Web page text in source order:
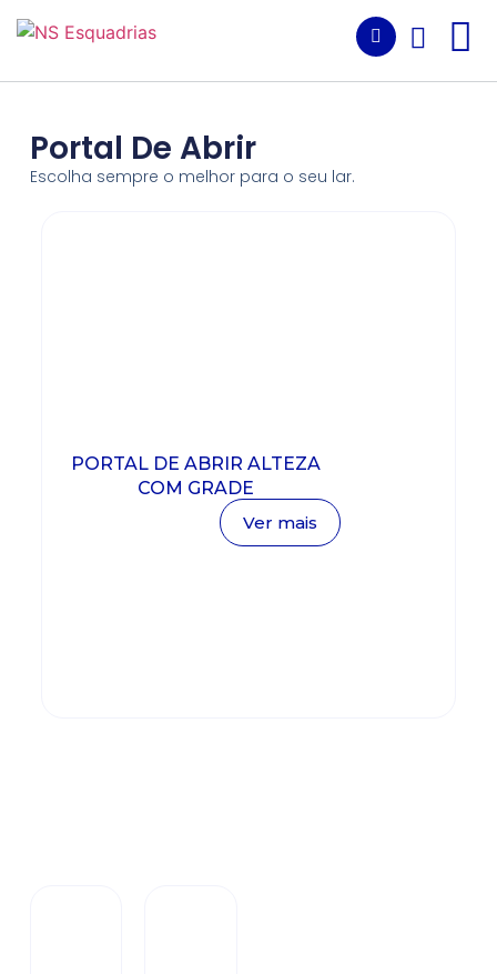
Portal De Abrir
Escolha sempre o melhor para o seu lar.
PORTAL DE ABRIR ALTEZA
COM GRADE
Ver mais